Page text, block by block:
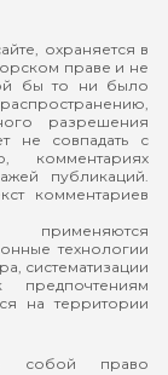
охраняется в
праве и не
бы то ни было
разрешения
не совпадать с
комментариях
публикаций.
комментариев
технологии
систематизации
на территории
собой право